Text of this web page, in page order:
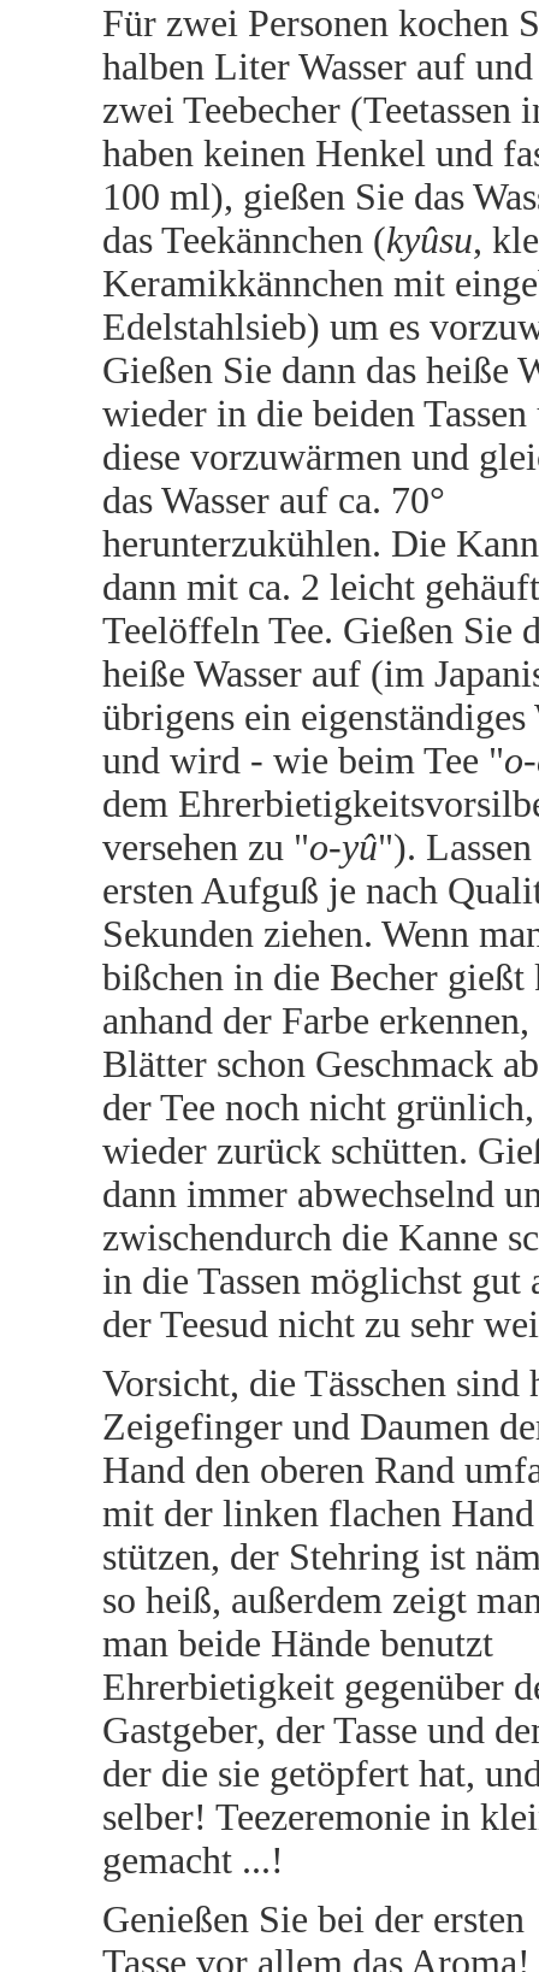
Für zwei Personen kochen
halben Liter Wasser auf
zwei Teebecher (Teetassen
haben keinen Henkel und
100 ml), gießen Sie das
das Teekännchen (kyûsu,
Keramikkännchen mit
Edelstahlsieb) um es
Gießen Sie dann das heiße
wieder in die beiden
diese vorzuwärmen und
das Wasser auf ca. 70°
herunterzukühlen. Die
dann mit ca. 2 leicht
Teelöffeln Tee. Gießen Sie
heiße Wasser auf (im
übrigens ein
und wird - wie beim Tee "
dem
versehen zu "o-yû").
ersten Aufguß je nach
Sekunden ziehen. Wenn
bißchen in die Becher gießt
anhand der Farbe
Blätter schon Geschmack
der Tee noch nicht
wieder zurück schütten.
dann immer abwechselnd
zwischendurch die Kanne
in die Tassen möglichst gut
der Teesud nicht zu sehr
Vorsicht, die Tässchen sind
Zeigefinger und Daumen
Hand den oberen Rand
mit der linken flachen
stützen, der Stehring ist
so heiß, außerdem zeigt
man beide Hände benutzt
Ehrerbietigkeit gegenüber
Gastgeber, der Tasse und
der die sie getöpfert hat,
selber! Teezeremonie in
gemacht ...!
Genießen Sie bei der ersten
Tasse vor allem das Aroma!